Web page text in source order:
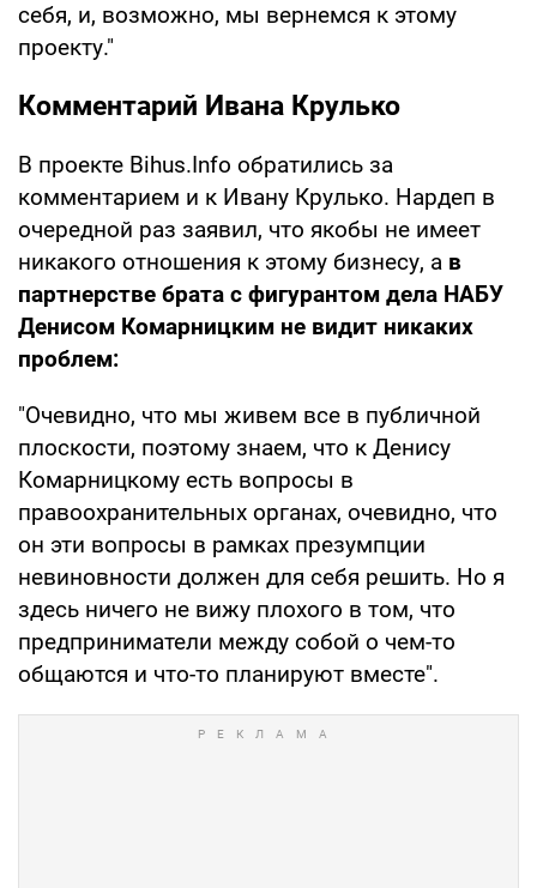
себя, и, возможно, мы вернемся к этому
проекту."
Комментарий Ивана Крулько
В проекте Bihus.Info обратились за
комментарием и к Ивану Крулько. Нардеп в
очередной раз заявил, что якобы не имеет
никакого отношения к этому бизнесу, а в
партнерстве брата с фигурантом дела НАБУ
Денисом Комарницким не видит никаких
проблем:
"Очевидно, что мы живем все в публичной
плоскости, поэтому знаем, что к Денису
Комарницкому есть вопросы в
правоохранительных органах, очевидно, что
он эти вопросы в рамках презумпции
невиновности должен для себя решить. Но я
здесь ничего не вижу плохого в том, что
предприниматели между собой о чем-то
общаются и что-то планируют вместе".